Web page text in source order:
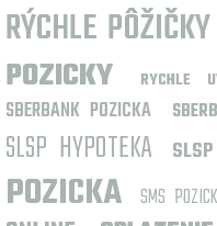
RÝCHLE
POZICKY
RYCHLE
SBERBANK POZICKA
SLSP HYPOTEKA
POZICKA SMS